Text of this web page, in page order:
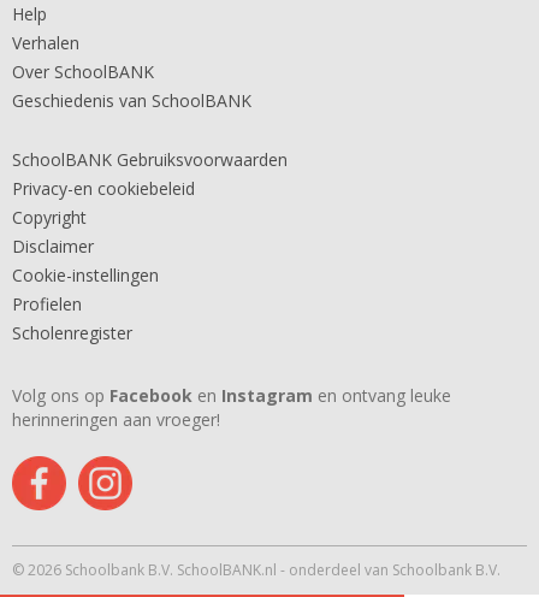
Help
Verhalen
Over SchoolBANK
Geschiedenis van SchoolBANK
SchoolBANK Gebruiksvoorwaarden
Privacy-en cookiebeleid
Copyright
Disclaimer
Cookie-instellingen
Profielen
Scholenregister
Volg ons op Facebook en Instagram en ontvang leuke
herinneringen aan vroeger!
© 2026 Schoolbank B.V. SchoolBANK.nl - onderdeel van Schoolbank B.V.